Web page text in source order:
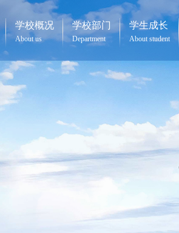
学校概况
About us
学校部门
Department
学生成长
About student